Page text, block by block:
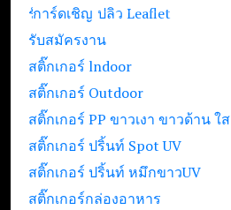
รับปริ้นท์ใบปลิว Leaflet
การ์ดเชิญ
รับสมัครงาน
สติ๊กเกอร์ lndoor
สติ๊กเกอร์ Outdoor
สติ๊กเกอร์ PP ขาวเงา ขาวด้าน ใส
สติ๊กเกอร์ ปริ้นท์ Spot UV
สติ๊กเกอร์ ปริ้นท์ หมึกขาวUV
สติ๊กเกอร์กล่องอาหาร